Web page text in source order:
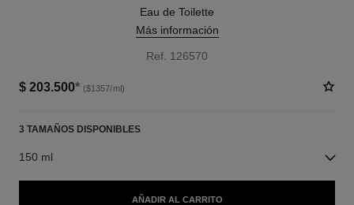
Eau de Toilette
Más información
Ref. 126570
$ 203.500* ($1357/ml)
3 TAMAÑOS DISPONIBLES
150 ml
AÑADIR AL CARRITO